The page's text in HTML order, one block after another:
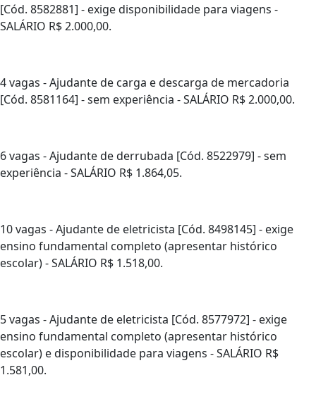
[Cód. 8582881] - exige disponibilidade para viagens -
SALÁRIO R$ 2.000,00.
4 vagas - Ajudante de carga e descarga de mercadoria
[Cód. 8581164] - sem experiência - SALÁRIO R$ 2.000,00.
6 vagas - Ajudante de derrubada [Cód. 8522979] - sem
experiência - SALÁRIO R$ 1.864,05.
10 vagas - Ajudante de eletricista [Cód. 8498145] - exige
ensino fundamental completo (apresentar histórico
escolar) - SALÁRIO R$ 1.518,00.
5 vagas - Ajudante de eletricista [Cód. 8577972] - exige
ensino fundamental completo (apresentar histórico
escolar) e disponibilidade para viagens - SALÁRIO R$
1.581,00.